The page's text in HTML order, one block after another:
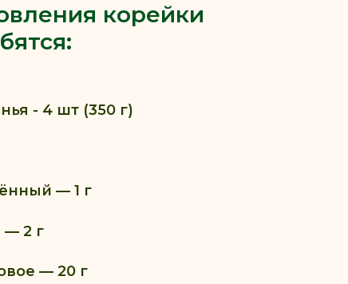
корейки
- 4 шт (350 г)
— 1 г
— 2 г
— 20 г